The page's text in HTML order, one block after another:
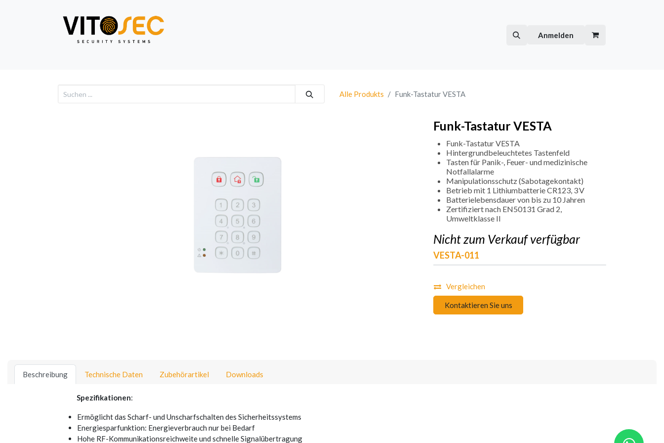
Video Alarm Anmelden
Alle Produkts Funk-Tastatur VESTA
Funk-Tastatur VESTA
Funk-Tastatur VESTA
Hintergrundbeleuchtetes Tastenfeld
Tasten für Panik-, Feuer- und medizinische
Notfallalarme
Manipulationsschutz (Sabotagekontakt)
Betrieb mit 1 Lithiumbatterie CR123, 3 V
Batterielebensdauer von bis zu 10 Jahren
Zertifiziert nach EN50131 Grad 2,
Umweltklasse II
Nicht zum Verkauf verfügbar
VESTA-011
Vergleichen
Kontaktieren Sie uns
Beschreibung Technische Daten Zubehörartikel Downloads
Spezifikationen:
Ermöglicht das Scharf- und Unscharfschalten des Sicherheitssystems
Energiesparfunktion: Energieverbrauch nur bei Bedarf
Hohe RF-Kommunikationsreichweite und schnelle Signalübertragung